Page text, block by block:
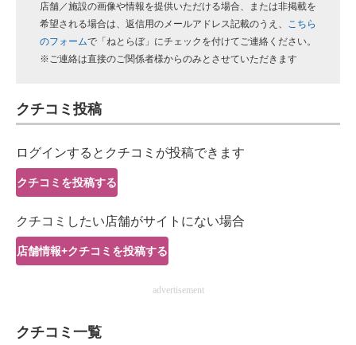
企業ITのトレンドを詳説
経営リーダーのコミュニティ
ITエンジニア向け専門サイト
企業向けIT製品の総合サイト
IT製品の技術・比較・事例
製造業のIT導入・活用を支援
エレクトロニクス専門サイト
電子設計の基本と応用
店舗／施設の画像や情報を提供いただける場合、または非掲載を
希望される場合は、返信用のメールアドレス記載のうえ、 こちら
のフォームで「ねとらぼ」にチェックを付けてご連絡ください。
※ご連絡は直接のご関係者様からのみとさせていただきます
クチコミ投稿
ログインするとクチコミが投稿できます
クチコミを投稿する
クチコミしたい店舗がサイトにない場合
店舗情報+クチコミを投稿する
advertisement
クチコミ一覧